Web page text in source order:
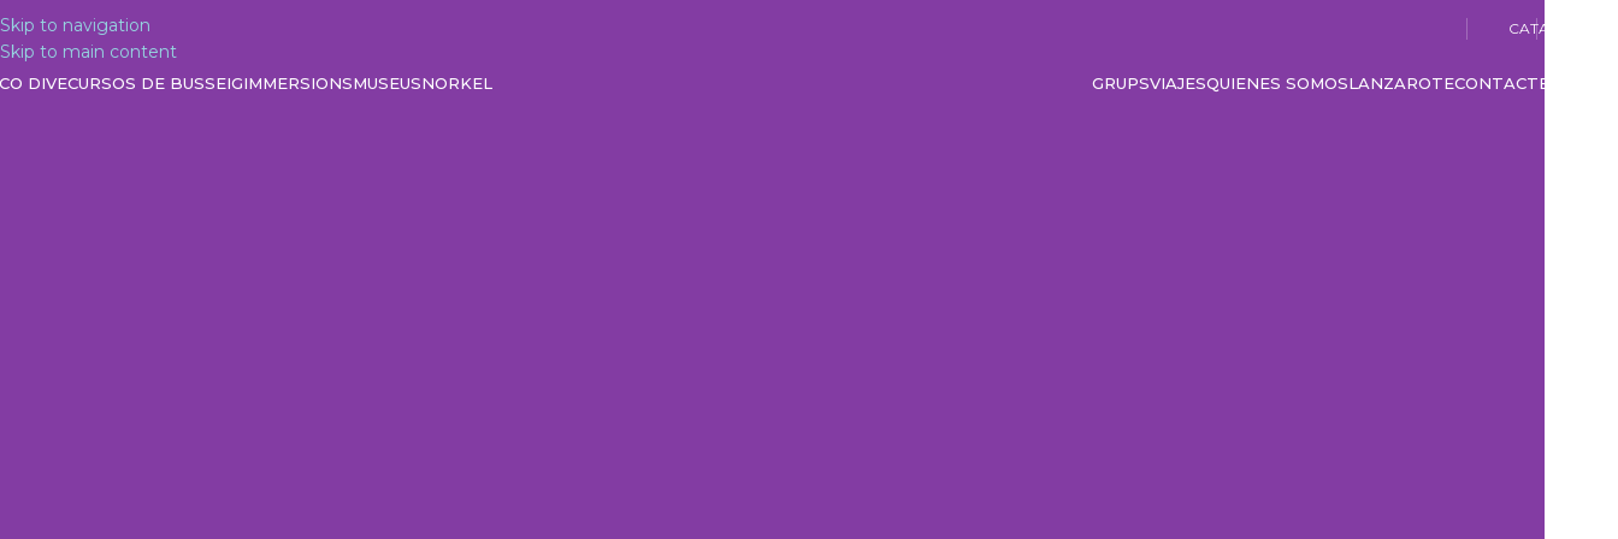
Skip to navigation
Skip to main content
CATALÀ
DIVECURSOS DE BUSSEIGIMMERSIONSMUSEUSNORKEL GRUPSVIAJESQUIENES SOMOSLANZAROTECONTACTE